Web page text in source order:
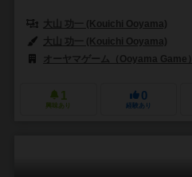
大山 功一 (Kouichi Ooyama)
大山 功一 (Kouichi Ooyama)
オーヤマゲーム（Ooyama Game）
1
興味あり
0
経験あり